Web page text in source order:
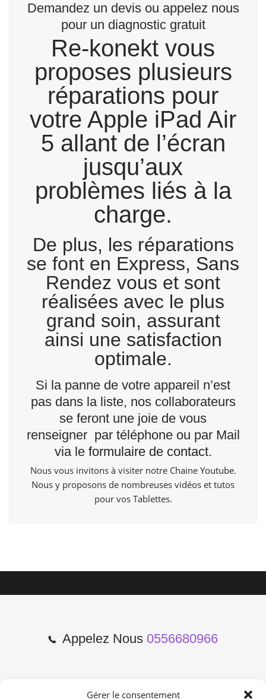
Gérer le consentement
Demandez un devis ou appelez nous
pour un diagnostic gratuit
Re-konekt vous
proposes plusieurs
réparations pour
votre Apple iPad Air
5 allant de l’écran
jusqu’aux
problèmes liés à la
charge.
De plus, les réparations
se font en Express, Sans
Rendez vous et sont
réalisées avec le plus
grand soin, assurant
ainsi une satisfaction
optimale.
Si la panne de votre appareil n’est
pas dans la liste, nos collaborateurs
se feront une joie de vous
renseigner par téléphone ou par Mail
via le formulaire de contact.
Nous vous invitons à visiter notre Chaine Youtube.
Nous y proposons de nombreuses vidéos et tutos
pour vos Tablettes.
Appelez Nous 0556680966